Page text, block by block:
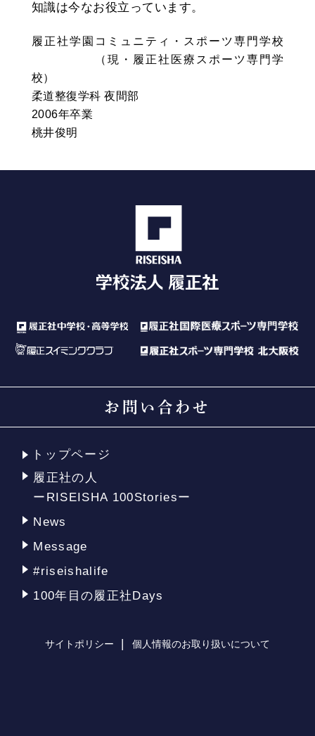
知識は今なお役立っています。
履正社学園コミュニティ・スポーツ専門学校
（現・履正社医療スポーツ専門学
校）
柔道整復学科 夜間部
2006年卒業
桃井俊明
お問い合わせ
トップページ
履正社の人
ーRISEISHA 100Storiesー
News
Message
#riseishalife
100年目の履正社Days
サイトポリシー 個人情報のお取り扱いについて